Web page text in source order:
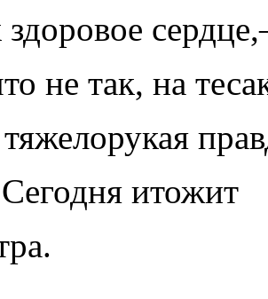
здоровое
не так, на
итожит